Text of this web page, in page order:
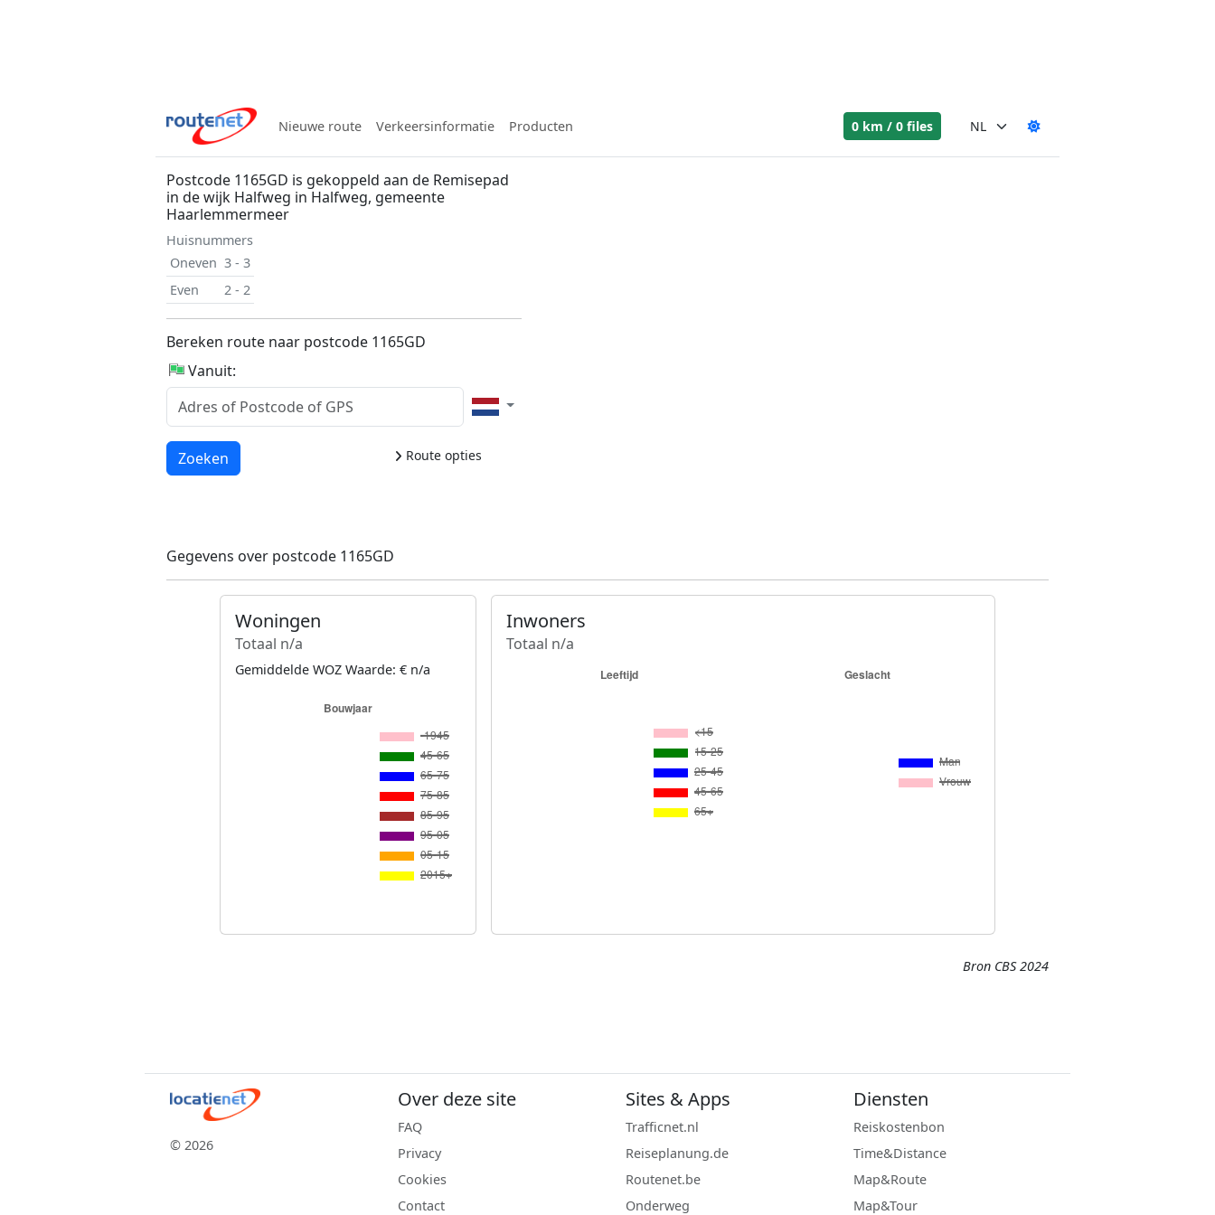
Nieuwe route Verkeersinformatie Producten 0 km / 0 files
Postcode 1165GD is gekoppeld aan de Remisepad
in de wijk Halfweg in Halfweg, gemeente
Haarlemmermeer
Huisnummers
Oneven 3 - 3
Even
2 - 2
Bereken route naar postcode 1165GD
Vanuit:
Route opties
Laden...
Zoeken
Gegevens over postcode 1165GD
Woningen
Totaal n/a
Gemiddelde WOZ Waarde: € n/a
Inwoners
Totaal n/a
Bron CBS 2024
© 2026
Over deze site
FAQ
Privacy
Cookies
Contact
Sites & Apps
Trafficnet.nl
Reiseplanung.de
Routenet.be
Onderweg
Diensten
Reiskostenbon
Time&Distance
Map&Route
Map&Tour